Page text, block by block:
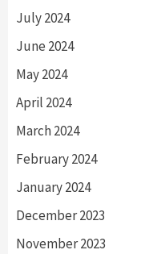
July 2024
June 2024
May 2024
April 2024
March 2024
February 2024
January 2024
December 2023
November 2023